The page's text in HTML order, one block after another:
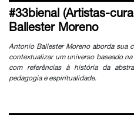
#33bienal (Artistas-
Ballester Moreno
Antonio Ballester Moreno aborda sua
contextualizar um universo baseado
com referências à história da
pedagogia e espiritualidade.